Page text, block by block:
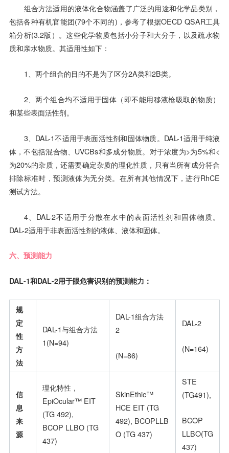
组合方法适用的液体化合物涵盖了广泛的用途和化学品类别，
包括各种有机官能团(79个不同的)，参考了根据OECD QSAR工具
箱分析(3.2版）。这些化学物质包括小分子和大分子，以及疏水物
质和亲水物质。其适用性如下：
1、两个组合的目的不是为了区分2A类和2B类。
2、两个组合均不适用于固体（即不能用移液枪吸取的物质）
和某些表面活性剂。
3、DAL-1不适用于表面活性剂和固体物质。DAL-1适用于纯液
体，不包括混合物、UVCBs和多成分物质。对于浓度为>为5%和<
为20%的杂质，还需要确定杂质的理化性质，只有当所有成分符合
排除标准时，预测液体为无分类。在所有其他情况下，进行RhCE
测试方法。
4、DAL-2不适用于分散在水中的表面活性剂和固体物质。
DAL-2适用于非表面活性剂的液体、液体和固体。
六、预测能力
DAL-1和DAL-2用于眼危害识别的预测能力：
规
定
性
方
法
DAL-1与组合方法
1(N=94)
DAL-1组合方法
2
(N=86)
DAL-2
(N=164)
信
息
来
源
理化特性，
EpiOcular™ EIT
(TG 492),
BCOP LLBO (TG
437)
SkinEthic™
HCE EIT (TG
492), BCOPLLB
O (TG 437)
STE
(TG491),
BCOP
LLBO(TG
437)